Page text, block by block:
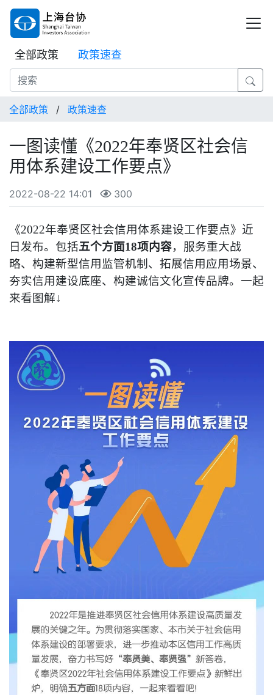
全部政策 政策速查
全部政策 / 政策速查
一图读懂《2022年奉贤区社会信
用体系建设工作要点》
2022-08-22 14:01 300
《2022年奉贤区社会信用体系建设工作要点》近
日发布。包括五个方面18项内容，服务重大战
略、构建新型信用监管机制、拓展信用应用场景、
夯实信用建设底座、构建诚信文化宣传品牌。一起
来看图解↓